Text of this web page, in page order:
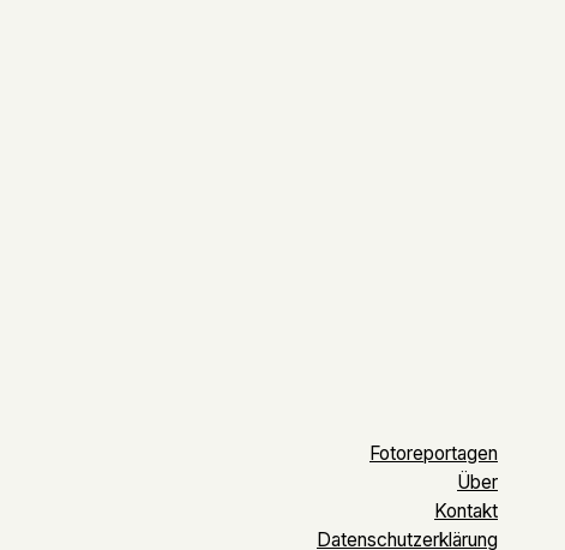
Fotoreportagen
Über
Kontakt
Datenschutz­erklärung